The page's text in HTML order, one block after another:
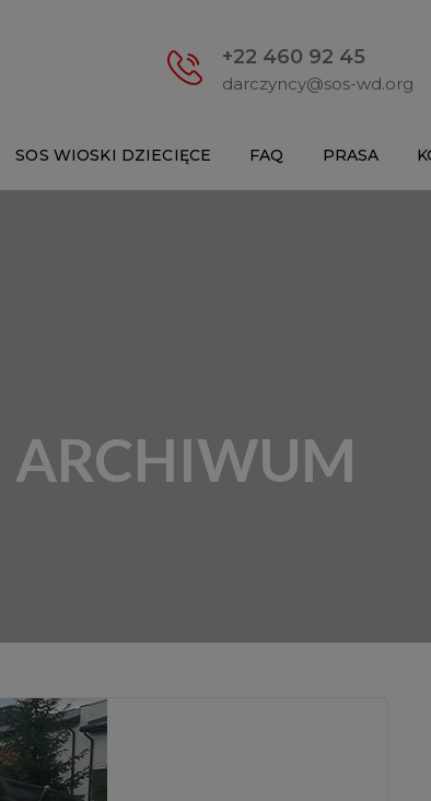
+22 460 92 45
darczyncy@sos-wd.org
SOS WIOSKI DZIECIĘCE FAQ PRASA
ARCHIWUM